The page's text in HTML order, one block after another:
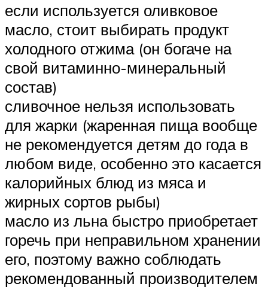
если используется оливковое
масло, стоит выбирать продукт
холодного отжима (он богаче на
свой витаминно-минеральный
состав)
сливочное нельзя использовать
для жарки (жаренная пища вообще
не рекомендуется детям до года в
любом виде, особенно это касается
калорийных блюд из мяса и
жирных сортов рыбы)
масло из льна быстро приобретает
горечь при неправильном хранении
его, поэтому важно соблюдать
рекомендованный производителем